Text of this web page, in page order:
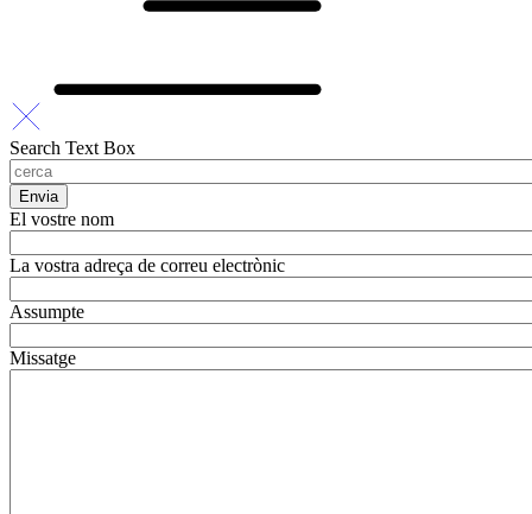
Search Text Box
El vostre nom
La vostra adreça de correu electrònic
Assumpte
Missatge